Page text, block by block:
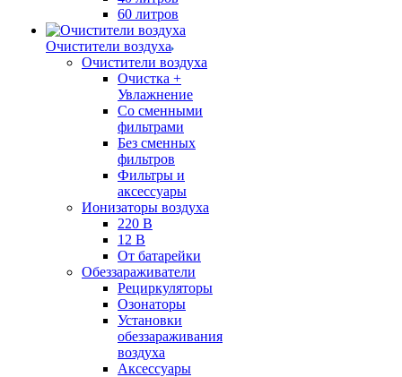
60 литров
Очистители воздуха
Очистители воздуха
Очистка +
Увлажнение
Cо сменными
фильтрами
Без сменных
фильтров
Фильтры и
аксессуары
Ионизаторы воздуха
220 В
12 В
От батарейки
Обеззараживатели
Рециркуляторы
Озонаторы
Установки
обеззараживания
воздуха
Аксессуары